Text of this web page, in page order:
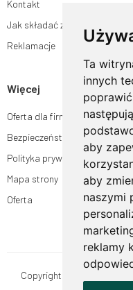
Ta
innych
aby
aby
naszymi
reklamy
Kontakt
Jak składać zamówienia w
Reklamacje
Więcej
Oferta dla firm
Bezpieczeństwo płatności
Polityka prywatności
Mapa strony
Oferta
Copyright ©